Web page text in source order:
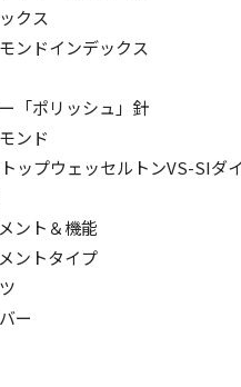
クス
ンドインデックス
「ポリッシュ」針
ンド
ップウェッセルトンVS-SIダ
ント＆機能
ントタイプ
ー